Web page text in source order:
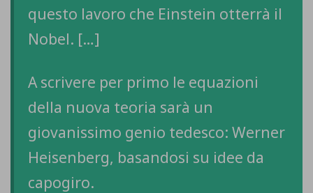
questo lavoro che Einstein otterrà il
Nobel. […]
A scrivere per primo le equazioni
della nuova teoria sarà un
giovanissimo genio tedesco: Werner
Heisenberg, basandosi su idee da
capogiro.